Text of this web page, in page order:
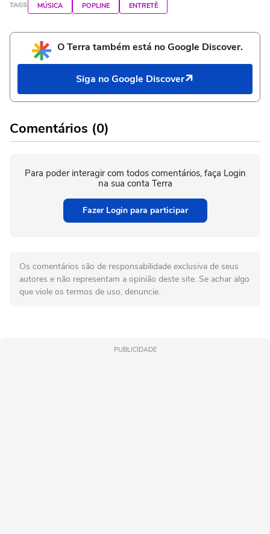
TAGS MÚSICA POPLINE ENTRETÊ
O Terra também está no Google Discover.
Siga no Google Discover
Comentários (0)
Para poder interagir com todos comentários, faça Login
na sua conta Terra
Fazer Login para participar
Os comentários são de responsabilidade exclusiva de seus
autores e não representam a opinião deste site. Se achar algo
que viole os termos de uso, denuncie.
PUBLICIDADE